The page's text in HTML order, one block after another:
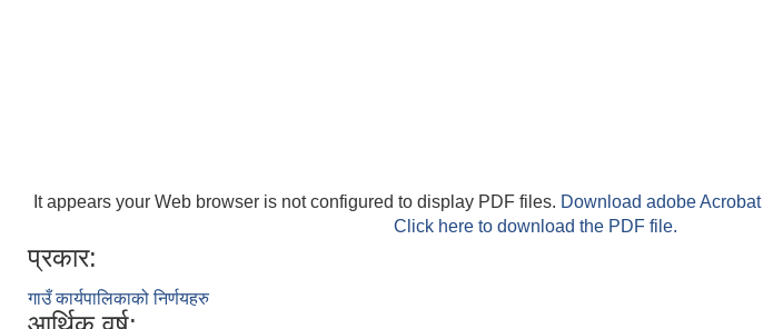
It appears your Web browser is not configured to display PDF files. Download adobe Acrobat
Click here to download the PDF file.
प्रकार:
गाउँ कार्यपालिकाको निर्णयहरु